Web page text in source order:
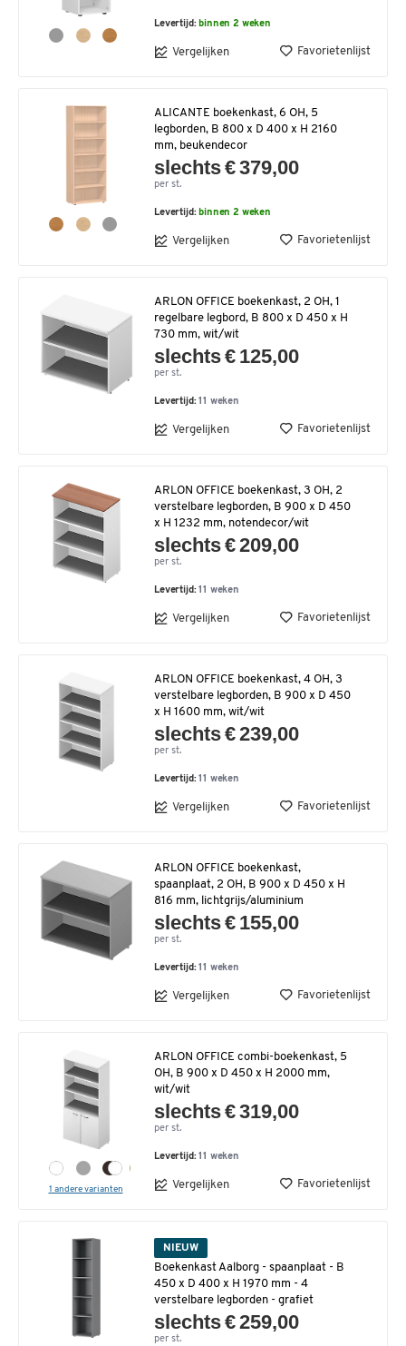
Levertijd: binnen 2 weken
Vergelijken Favorietenlijst
ALICANTE boekenkast, 6 OH, 5
legborden, B 800 x D 400 x H 2160
mm, beukendecor
slechts € 379,00
per st.
Levertijd: binnen 2 weken
Vergelijken Favorietenlijst
ARLON OFFICE boekenkast, 2 OH, 1
regelbare legbord, B 800 x D 450 x H
730 mm, wit/wit
slechts € 125,00
per st.
Levertijd:11 weken
Vergelijken Favorietenlijst
ARLON OFFICE boekenkast, 3 OH, 2
verstelbare legborden, B 900 x D 450
x H 1232 mm, notendecor/wit
slechts € 209,00
per st.
Levertijd:11 weken
Vergelijken Favorietenlijst
ARLON OFFICE boekenkast, 4 OH, 3
verstelbare legborden, B 900 x D 450
x H 1600 mm, wit/wit
slechts € 239,00
per st.
Levertijd:11 weken
Vergelijken Favorietenlijst
ARLON OFFICE boekenkast,
spaanplaat, 2 OH, B 900 x D 450 x H
816 mm, lichtgrijs/aluminium
slechts € 155,00
per st.
Levertijd:11 weken
Vergelijken Favorietenlijst
1 andere varianten
ARLON OFFICE combi-boekenkast, 5
OH, B 900 x D 450 x H 2000 mm,
wit/wit
slechts € 319,00
per st.
Levertijd:11 weken
Vergelijken Favorietenlijst
NIEUW
Boekenkast Aalborg - spaanplaat - B
450 x D 400 x H 1970 mm - 4
verstelbare legborden - grafiet
slechts € 259,00
per st.